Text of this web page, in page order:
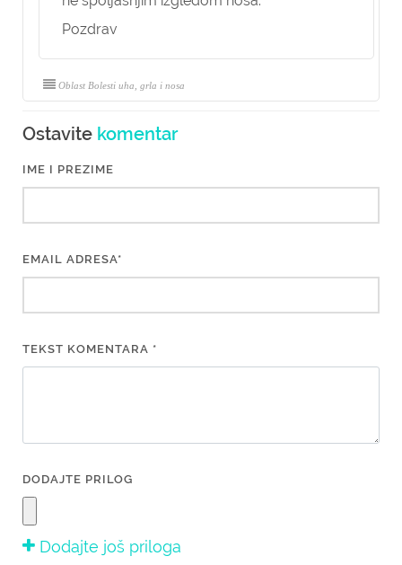
Pozdrav
Oblast Bolesti uha, grla i nosa
Ostavite komentar
IME I PREZIME
EMAIL ADRESA*
TEKST KOMENTARA *
DODAJTE PRILOG
Dodajte još priloga